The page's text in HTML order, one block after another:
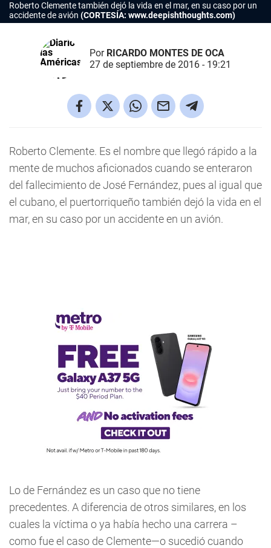
Roberto Clemente también dejó la vida en el mar, en su caso por un
accidente de avión (CORTESÍA: www.deepishthoughts.com)
Por RICARDO MONTES DE OCA
27 de septiembre de 2016 - 19:21
Roberto Clemente. Es el nombre que llegó rápido a la
mente de muchos aficionados cuando se enteraron
del fallecimiento de José Fernández, pues al igual que
el cubano, el puertorriqueño también dejó la vida en el
mar, en su caso por un accidente en un avión.
Lo de Fernández es un caso que no tiene
precedentes. A diferencia de otros similares, en los
cuales la víctima o ya había hecho una carrera –
como fue el caso de Clemente—o sucedió cuando